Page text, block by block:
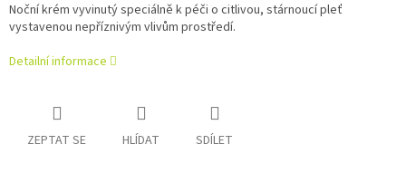
Noční krém vyvinutý speciálně k péči o citlivou, stárnoucí pleť
vystavenou nepříznivým vlivům prostředí.
Detailní informace
ZEPTAT SE HLÍDAT SDÍLET